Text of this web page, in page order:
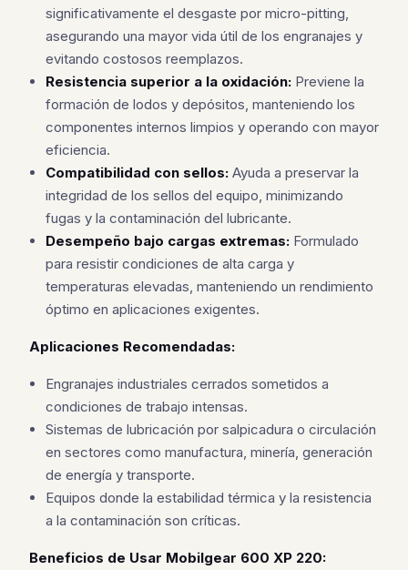
significativamente el desgaste por micro-pitting,
asegurando una mayor vida útil de los engranajes y
evitando costosos reemplazos.
Resistencia superior a la oxidación: Previene la
formación de lodos y depósitos, manteniendo los
componentes internos limpios y operando con mayor
eficiencia.
Compatibilidad con sellos: Ayuda a preservar la
integridad de los sellos del equipo, minimizando
fugas y la contaminación del lubricante.
Desempeño bajo cargas extremas: Formulado
para resistir condiciones de alta carga y
temperaturas elevadas, manteniendo un rendimiento
óptimo en aplicaciones exigentes.
Aplicaciones Recomendadas:
Engranajes industriales cerrados sometidos a
condiciones de trabajo intensas.
Sistemas de lubricación por salpicadura o circulación
en sectores como manufactura, minería, generación
de energía y transporte.
Equipos donde la estabilidad térmica y la resistencia
a la contaminación son críticas.
Beneficios de Usar Mobilgear 600 XP 220: